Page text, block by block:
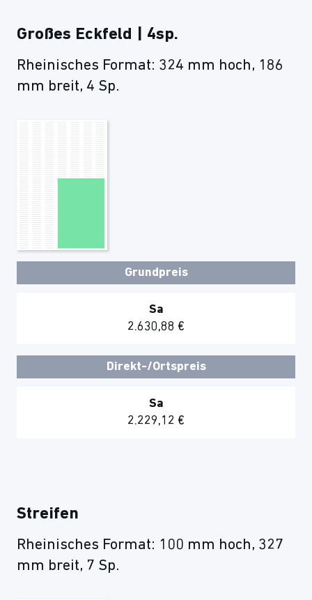
Großes Eckfeld | 4sp.
Rheinisches Format: 324 mm hoch, 186
mm breit, 4 Sp.
Grundpreis
Sa
2.630,88 €
Direkt-/Ortspreis
Sa
2.229,12 €
Streifen
Rheinisches Format: 100 mm hoch, 327
mm breit, 7 Sp.